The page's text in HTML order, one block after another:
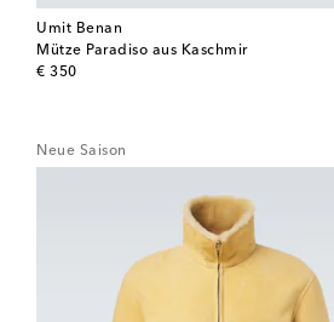
Umit Benan
Mütze Paradiso aus Kaschmir
€ 350
original price
Neue Saison